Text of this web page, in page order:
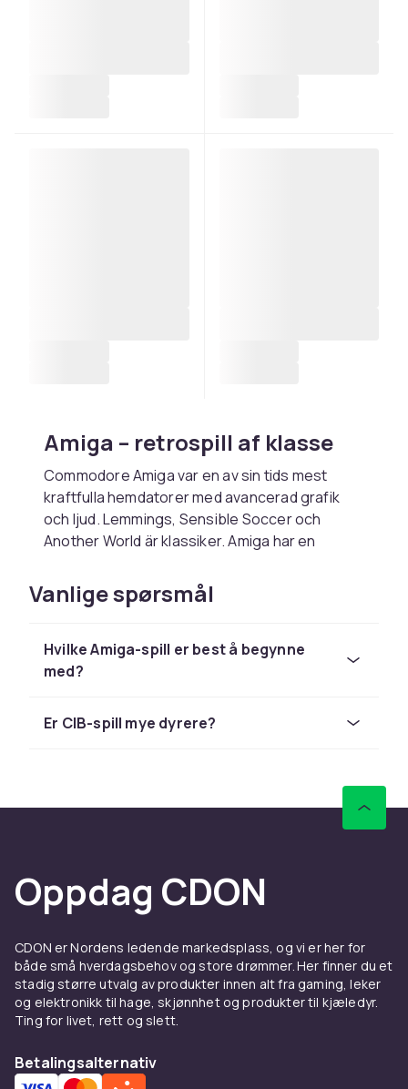
Amiga – retrospill af klasse
Commodore Amiga var en av sin tids mest
kraftfulla hemdatorer med avancerad grafik
och ljud. Lemmings, Sensible Soccer och
Another World är klassiker. Amiga har en
demos och spel än idag.
Blant de mest hyldte spillene til Amiga finner du
Lemmings, Sensible Soccer, Another World,
Å samle på Amiga
konkurransedyktige priser. Rask levering og
trygg handel.
Se alle Amiga-spill i vårt sortiment.
Retro-gaming er i dag en blomstrende hobby
med aktive communities og samlerbørser.
HDMI-adaptere og flash-kassetter gjør det
på moderne maskinvare.
Vanlige spørsmål
Hvilke Amiga-spill er best å begynne
med?
Er CIB-spill mye dyrere?
Oppdag CDON
CDON er Nordens ledende markedsplass, og vi er her for
både små hverdagsbehov og store drømmer. Her finner du et
stadig større utvalg av produkter innen alt fra gaming, leker
og elektronikk til hage, skjønnhet og produkter til kjæledyr.
Ting for livet, rett og slett.
Betalingsalternativ